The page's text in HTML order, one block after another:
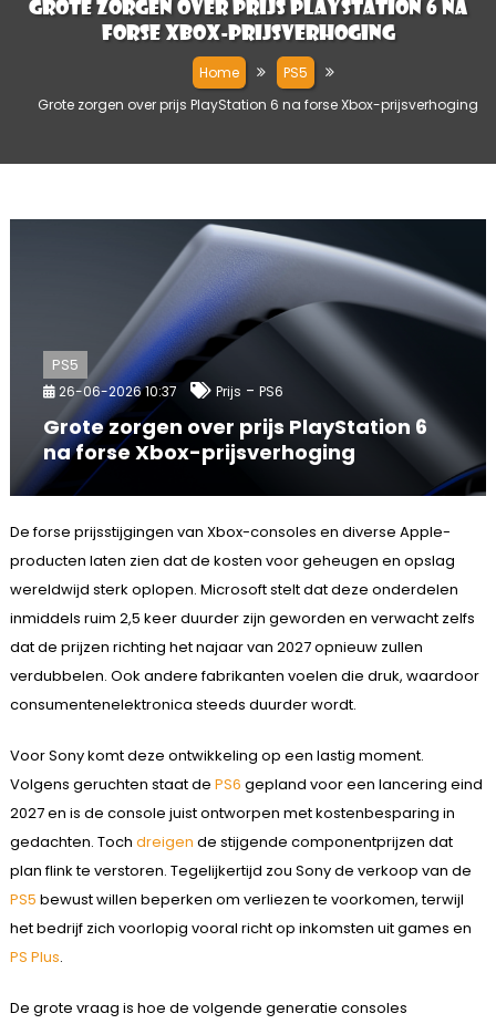
Grote zorgen over prijs PlayStation 6 na
forse Xbox-prijsverhoging
Home
PS5
Grote zorgen over prijs PlayStation 6 na forse Xbox-prijsverhoging
PS5
26-06-2026 10:37 Prijs - PS6
Grote zorgen over prijs PlayStation 6
na forse Xbox-prijsverhoging
De forse prijsstijgingen van Xbox-consoles en diverse Apple-
producten laten zien dat de kosten voor geheugen en opslag
wereldwijd sterk oplopen. Microsoft stelt dat deze onderdelen
inmiddels ruim 2,5 keer duurder zijn geworden en verwacht zelfs
dat de prijzen richting het najaar van 2027 opnieuw zullen
verdubbelen. Ook andere fabrikanten voelen die druk, waardoor
consumentenelektronica steeds duurder wordt.
Voor Sony komt deze ontwikkeling op een lastig moment.
Volgens geruchten staat de PS6 gepland voor een lancering eind
2027 en is de console juist ontworpen met kostenbesparing in
gedachten. Toch dreigen de stijgende componentprijzen dat
plan flink te verstoren. Tegelijkertijd zou Sony de verkoop van de
PS5 bewust willen beperken om verliezen te voorkomen, terwijl
het bedrijf zich voorlopig vooral richt op inkomsten uit games en
PS Plus.
De grote vraag is hoe de volgende generatie consoles